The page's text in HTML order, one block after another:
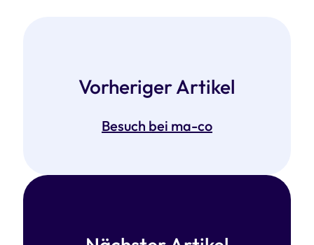
Vorheriger Artikel
Besuch bei ma-co